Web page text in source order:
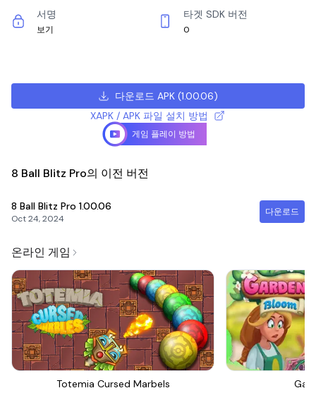
서명
보기
타겟 SDK 버전
0
다운로드 APK(1.00.06)
XAPK / APK 파일 설치 방법
게임 플레이 방법
8 Ball Blitz Pro의 이전 버전
8 Ball Blitz Pro 1.00.06
Oct 24, 2024
다운로드
온라인 게임
Totemia Cursed Marbels